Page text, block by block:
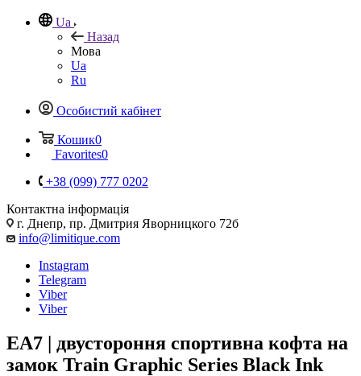
Ua
Назад
Мова
Ua
Ru
Особистий кабінет
Кошик0
Favorites0
+38 (099) 777 0202
Контактна інформація
г. Днепр, пр. Дмитрия Яворницкого 72б
info@limitique.com
Instagram
Telegram
Viber
Viber
EA7 | двустороння спортивна кофта на
замок Train Graphic Series Black Ink